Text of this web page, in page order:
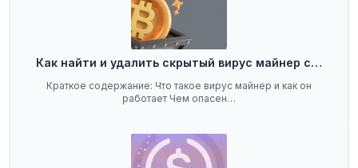
Как найти и удалить скрытый вирус майнер с…
Краткое содержание: Что такое вирус майнер и как он
работает Чем опасен…